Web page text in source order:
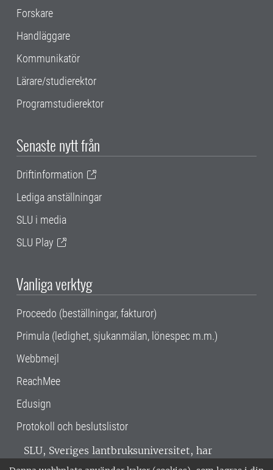
Forskare
Handläggare
Kommunikatör
Lärare/studierektor
Programstudierektor
Senaste nytt från
Driftinformation
Lediga anställningar
SLU i media
SLU Play
Vanliga verktyg
Proceedo (beställningar, fakturor)
Primula (ledighet, sjukanmälan, lönespec m.m.)
Webbmejl
ReachMee
Edusign
Protokoll och beslutslistor
SLU, Sveriges lantbruksuniversitet, har
verksamhet över hela Sverige. Huvudorter är